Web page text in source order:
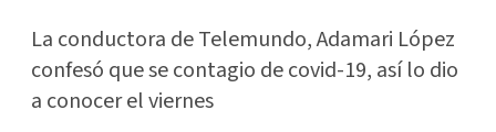
La conductora de Telemundo, Adamari López
confesó que se contagio de covid-19, así lo dio
a conocer el viernes